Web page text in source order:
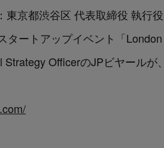
東京都渋谷区 代表取締役 執行
ートアップイベント「London
Strategy OfficerのJPビヤールが